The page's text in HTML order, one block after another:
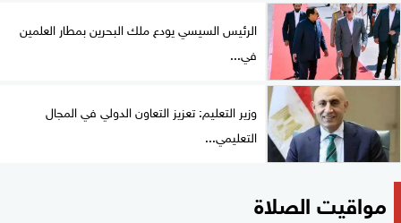
الرئيس السيسي يودع ملك البحرين بمطار العلمين
في...
وزير التعليم: تعزيز التعاون الدولي في المجال
التعليمي...
مواقيت الصلاة